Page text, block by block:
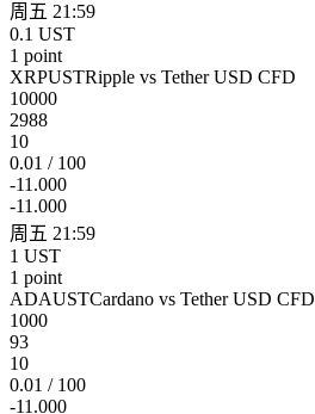
周五 21:59
0.1 UST
1 point
XRPUSTRipple vs Tether USD CFD
10000
2988
10
0.01 / 100
-11.000
-11.000
周五 21:59
1 UST
1 point
ADAUSTCardano vs Tether USD CFD
1000
93
10
0.01 / 100
-11.000